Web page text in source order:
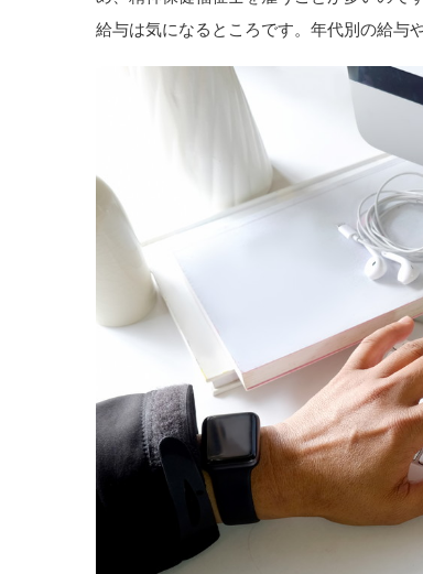
給与は気になるところです。年代別の給与